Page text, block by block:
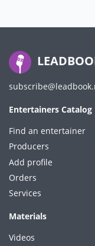
Entertainers Catalog
Find an entertainer
Producers
Add profile
Orders
Services
Materials
Videos